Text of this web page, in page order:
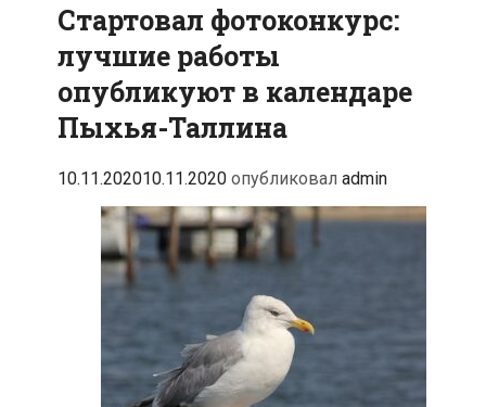
Стартовал фотоконкурс:
лучшие работы
опубликуют в календаре
Пыхья-Таллина
10.11.202010.11.2020 опубликовал admin